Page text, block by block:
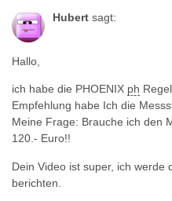
Hubert sagt:
Hallo,
ich habe die PHOENIX ph
Empfehlung habe Ich die
Meine Frage: Brauche ich den
120.- Euro!!
Dein Video ist super, ich werde
berichten.